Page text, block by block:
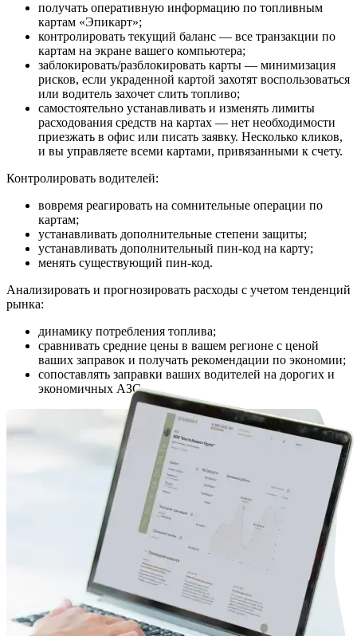
получать оперативную информацию по топливным
картам «Эпикарт»;
контролировать текущий баланс — все транзакции по
картам на экране вашего компьютера;
заблокировать/разблокировать карты — минимизация
рисков, если украденной картой захотят воспользоваться
или водитель захочет слить топливо;
самостоятельно устанавливать и изменять лимиты
расходования средств на картах — нет необходимости
приезжать в офис или писать заявку. Несколько кликов,
и вы управляете всеми картами, привязанными к счету.
Контролировать водителей:
вовремя реагировать на сомнительные операции по
картам;
устанавливать дополнительные степени защиты;
устанавливать дополнительный пин-код на карту;
менять существующий пин-код.
Анализировать и прогнозировать расходы с учетом тенденций
рынка:
динамику потребления топлива;
сравнивать средние цены в вашем регионе с ценой
ваших заправок и получать рекомендации по экономии;
сопоставлять заправки ваших водителей на дорогих и
экономичных АЗС.